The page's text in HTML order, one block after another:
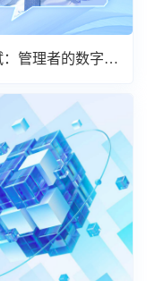
管理者的数字化